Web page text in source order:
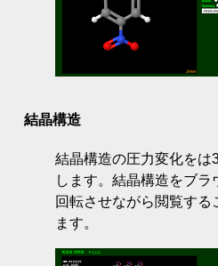
結晶構造
結晶構造の圧力変化をは
します。結晶構造をブラ
回転させながら閲覧する
ます。